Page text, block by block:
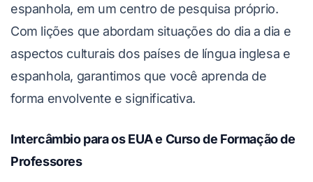
espanhola, em um centro de pesquisa próprio.
Com lições que abordam situações do dia a dia e
aspectos culturais dos países de língua inglesa e
espanhola, garantimos que você aprenda de
forma envolvente e significativa.
Intercâmbio para os EUA e Curso de Formação de
Professores